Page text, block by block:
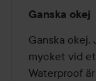
2
av
5
Ganska okej
Ganska
mycket vid
Waterproof